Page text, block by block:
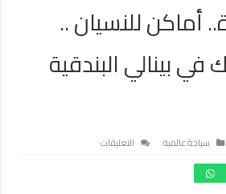
أماكن للنسيان ..
في بينالي البندقية
سياحة عالمية التعليقات